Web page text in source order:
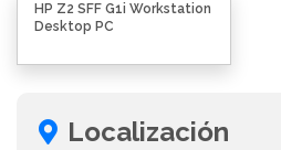
HP Z2 SFF G1i Workstation
Desktop PC
Localización